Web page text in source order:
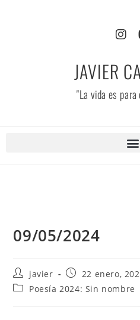
JAVIER
"La vida es
09/05/2024
javier
22 enero,
Poesía 2024: Sin nombre